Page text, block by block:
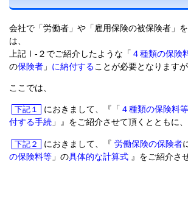
会社で「労働者」や「雇用保険の被保険者」
は、
上記Ⅰ-２でご紹介したような「 ４種類の保険
の保険者 」 に納付することが必要となりますが
ここでは、
下記１ におきまして、『「 ４種類の保険料等
付する手続 」』をご紹介させて頂くとともに、
下記２ におきまして、『 労働保険の保険者
の保険料等 」の具体的な計算式 』をご紹介さ